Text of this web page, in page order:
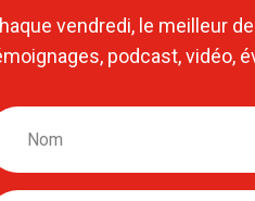
vendredi, le meilleur
podcast, vidéo,
Nom